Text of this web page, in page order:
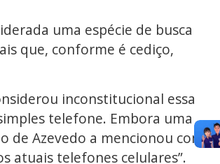
uma espécie de busca
que, conforme é cediço,
inconstitucional essa
telefone. Embora uma
de Azevedo a mencionou com a
atuais telefones celulares”.